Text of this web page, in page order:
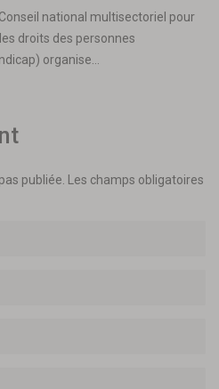
national multisectoriel pour
droits des personnes
organise…
publiée.
Les champs obligatoires